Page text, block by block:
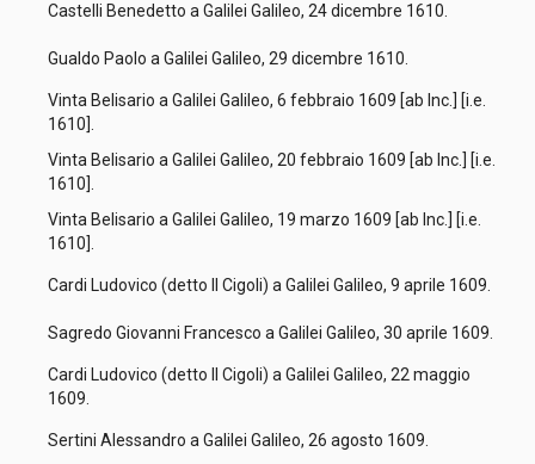
Castelli Benedetto a Galilei Galileo, 24 dicembre 1610.
Gualdo Paolo a Galilei Galileo, 29 dicembre 1610.
Vinta Belisario a Galilei Galileo, 6 febbraio 1609 [ab Inc.] [i.e.
1610].
Vinta Belisario a Galilei Galileo, 20 febbraio 1609 [ab Inc.] [i.e.
1610].
Vinta Belisario a Galilei Galileo, 19 marzo 1609 [ab Inc.] [i.e.
1610].
Cardi Ludovico (detto Il Cigoli) a Galilei Galileo, 9 aprile 1609.
Sagredo Giovanni Francesco a Galilei Galileo, 30 aprile 1609.
Cardi Ludovico (detto Il Cigoli) a Galilei Galileo, 22 maggio
1609.
Sertini Alessandro a Galilei Galileo, 26 agosto 1609.